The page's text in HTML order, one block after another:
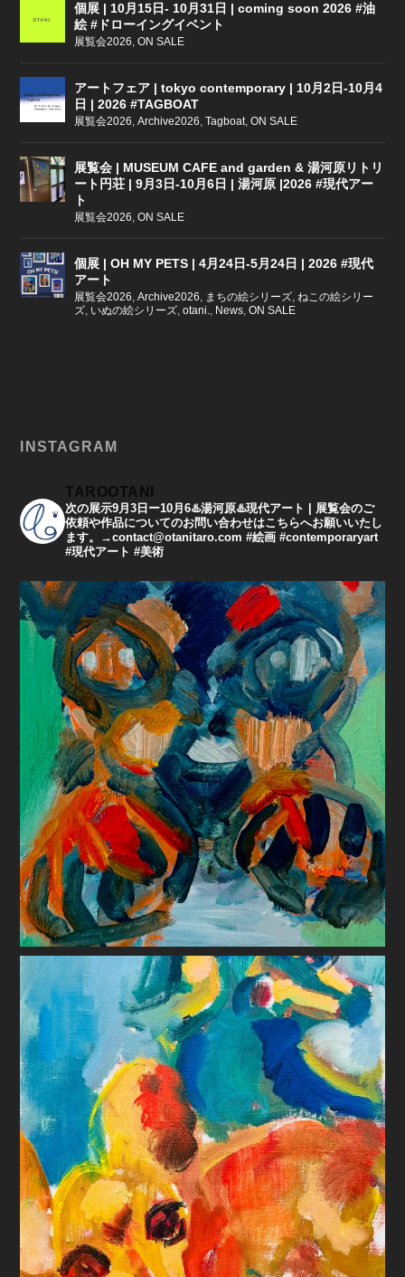
個展 | 10月15日- 10月31日 | coming soon 2026 #油
絵 #ドローイングイベント
展覧会2026,ON SALE
アートフェア | tokyo contemporary | 10月2日-10月4
日 | 2026 #TAGBOAT
展覧会2026,Archive2026,Tagboat,ON SALE
展覧会 | MUSEUM CAFE and garden & 湯河原リトリ
ート円荘 | 9月3日-10月6日 | 湯河原 |2026 #現代アー
ト
展覧会2026,ON SALE
個展 | OH MY PETS | 4月24日-5月24日 | 2026 #現代
アート
展覧会2026,Archive2026, まちの絵シリーズ,ねこの絵シリー
ズ, いぬの絵シリーズ,otani., News,ON SALE
INSTAGRAM
TAROOTANI
次の展示9月3日ー10月6♨️湯河原♨️現代アート | 展覧会のご
依頼や作品についてのお問い合わせはこちらへお願いいたし
ます。→contact@otanitaro.com #絵画 #contemporaryart
#現代アート #美術